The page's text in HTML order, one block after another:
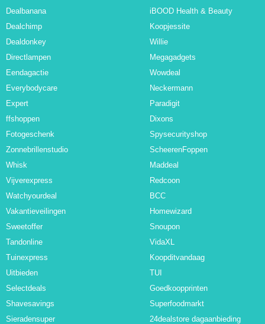
Dealbanana
Dealchimp
Dealdonkey
Directlampen
Eendagactie
Everybodycare
Expert
ffshoppen
Fotogeschenk
Zonnebrillenstudio
Whisk
Vijverexpress
Watchyourdeal
Vakantieveilingen
Sweetoffer
Tandonline
Tuinexpress
Uitbieden
Selectdeals
Shavesavings
Sieradensuper
iBOOD Health & Beauty
Koopjessite
Willie
Megagadgets
Wowdeal
Neckermann
Paradigit
Dixons
Spysecurityshop
ScheerenFoppen
Maddeal
Redcoon
BCC
Homewizard
Snoupon
VidaXL
Koopditvandaag
TUI
Goedkoopprinten
Superfoodmarkt
24dealstore dagaanbieding